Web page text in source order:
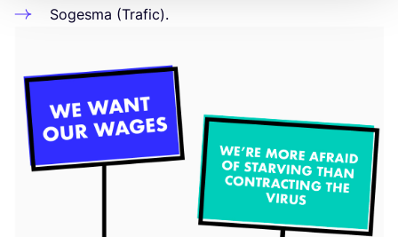
Soges­ma (Tra­fic).